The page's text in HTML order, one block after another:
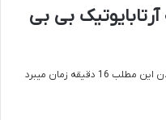
بی بی
16 دقیقه زمان میبرد